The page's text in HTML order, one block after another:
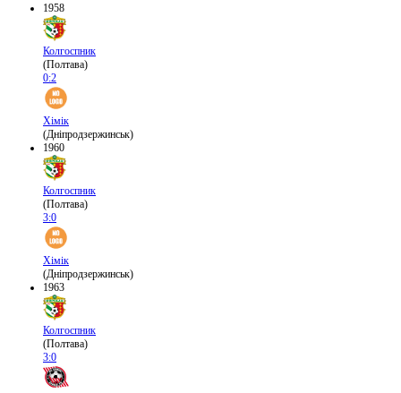
1958
Колгоспник
(Полтава)
0:2
Хімік
(Дніпродзержинськ)
1960
Колгоспник
(Полтава)
3:0
Хімік
(Дніпродзержинськ)
1963
Колгоспник
(Полтава)
3:0